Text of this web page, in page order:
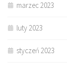
marzec 2023
luty 2023
styczeń 2023